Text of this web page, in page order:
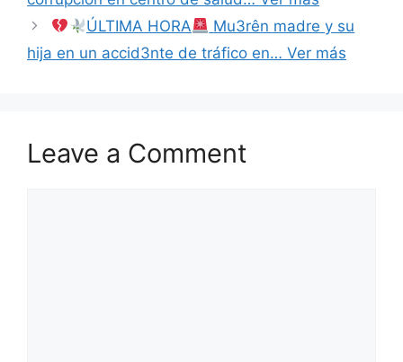
ÚLTIMA HORA
Mu3rên madre y su
hija en un accid3nte de tráfico en… Ver más
Leave a Comment